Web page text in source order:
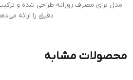
مدل برای مصرف روزانه طراحی شده و
دقیق را ارائه
محصولات مشابه